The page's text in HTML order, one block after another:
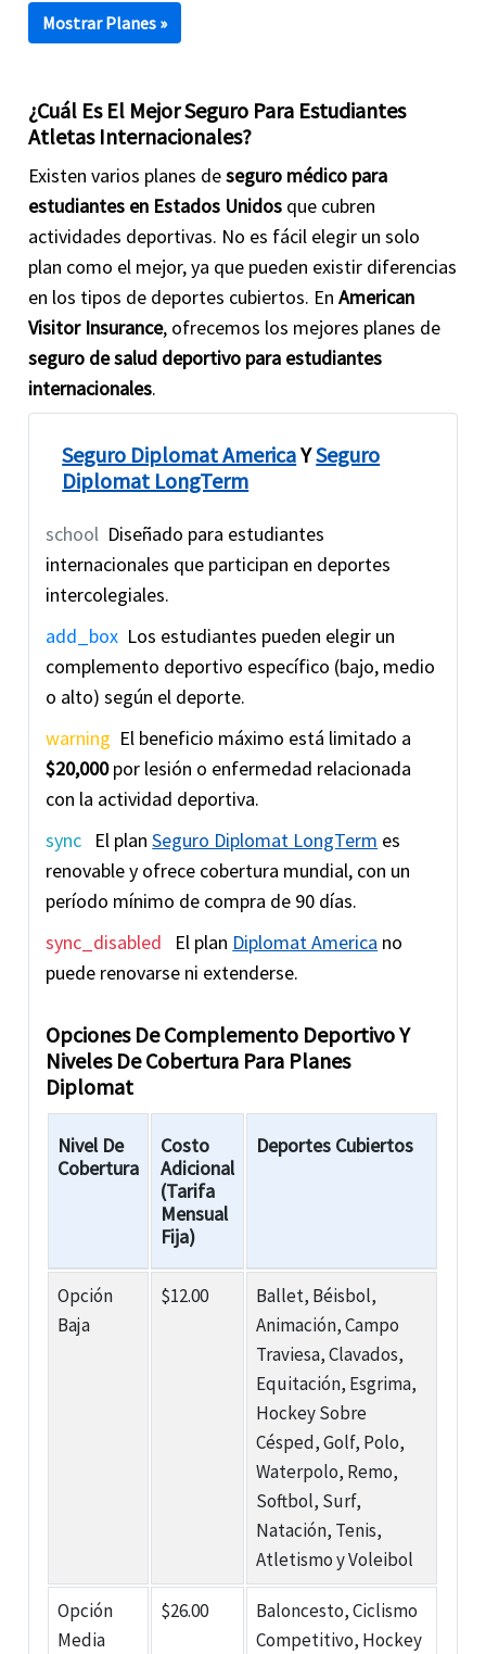
Mostrar Planes »
¿Cuál Es El Mejor Seguro Para Estudiantes
Atletas Internacionales?
Existen varios planes deseguro médico para
estudiantes en Estados Unidos que cubren
actividades deportivas. No es fácil elegir un solo
plan como el mejor, ya que pueden existir diferencias
en los tipos de deportes cubiertos. EnAmerican
Visitor Insurance, ofrecemos los mejores planes de
seguro de salud deportivo para estudiantes
internacionales.
Seguro Diplomat AmericaYSeguro
Diplomat LongTerm
school Diseñado para estudiantes
internacionales que participan en deportes
intercolegiales.
add_box Los estudiantes pueden elegir un
complemento deportivo específico (bajo, medio
o alto) según el deporte.
warning El beneficio máximo está limitado a
$20,000por lesión o enfermedad relacionada
con la actividad deportiva.
sync
El planSeguro Diplomat LongTerm es
renovable y ofrece cobertura mundial, con un
período mínimo de compra de 90 días.
sync_disabled
El plan Diplomat America no
puede renovarse ni extenderse.
Opciones De Complemento Deportivo Y
Niveles De Cobertura Para Planes
Diplomat
Nivel De
Cobertura
Costo
Adicional
(Tarifa
Mensual
Fija)
Deportes Cubiertos
Opción
Baja
$12.00
Ballet, Béisbol,
Animación, Campo
Traviesa, Clavados,
Equitación, Esgrima,
Hockey Sobre
Césped, Golf, Polo,
Waterpolo, Remo,
Softbol, Surf,
Natación, Tenis,
Atletismo y Voleibol
Opción
Media
$26.00
Baloncesto, Ciclismo
Competitivo, Hockey